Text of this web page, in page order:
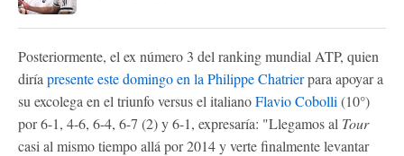
Posteriormente, el ex número 3 del ranking mundial ATP, quien
diría presente este domingo en la Philippe Chatrierpara apoyar a
su excolega en el triunfo versus el italianoFlavio Cobolli (10°)
por 6-1, 4-6, 6-4, 6-7 (2) y 6-1, expresaría: "Llegamos al Tour
casi al mismo tiempo allá por 2014 y verte finalmente levantar